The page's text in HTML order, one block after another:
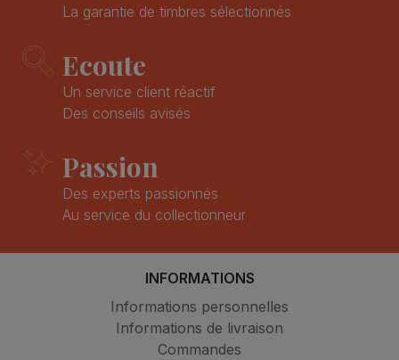
La garantie de timbres sélectionnés
Ecoute
Un service client réactif
Des conseils avisés
Passion
Des experts passionnés
Au service du collectionneur
INFORMATIONS
Informations personnelles
Informations de livraison
Commandes